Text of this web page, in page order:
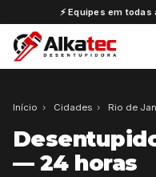
⚡ Equipes em
Início › Cidades › Rio de
— 24 horas